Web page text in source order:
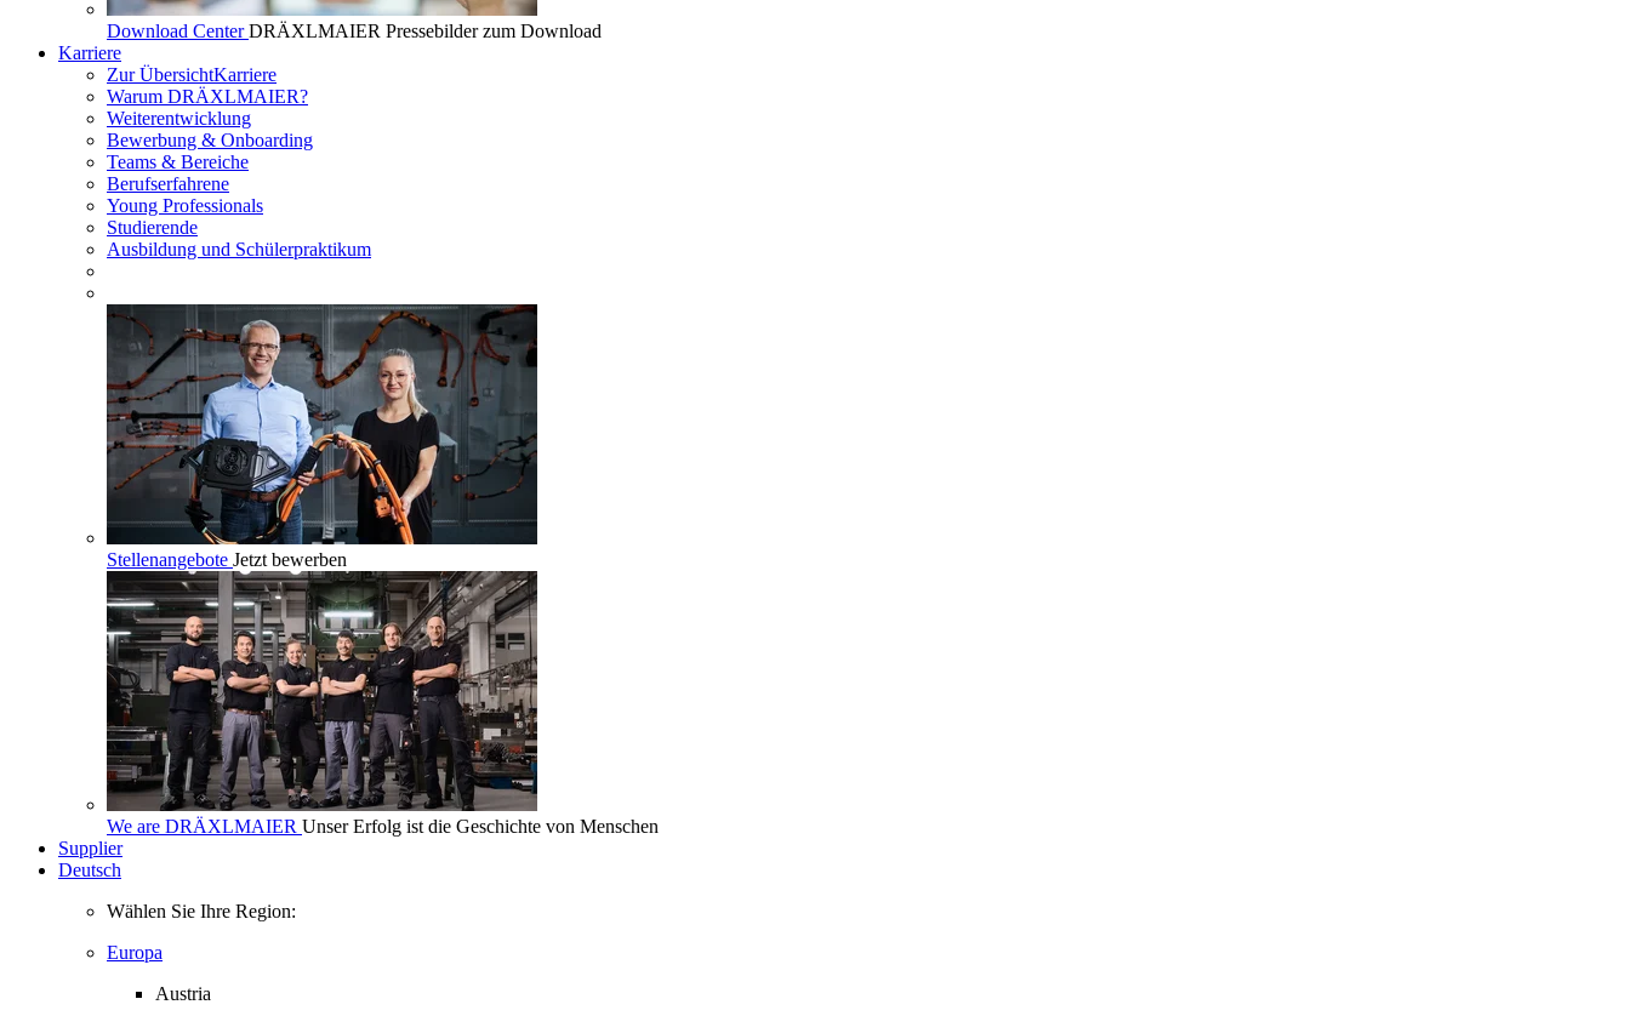
Download CenterDRÄXLMAIER Pressebilder zum Download
Karriere
Zur ÜbersichtKarriere
Warum DRÄXLMAIER?
Weiterentwicklung
Bewerbung & Onboarding
Teams & Bereiche
Berufserfahrene
Young Professionals
Studierende
Ausbildung und Schülerpraktikum
Stellenangebote Jetzt bewerben
We are DRÄXLMAIER Unser Erfolg ist die Geschichte von Menschen
Supplier
Deutsch
Wählen Sie Ihre Region:
Europa
Austria